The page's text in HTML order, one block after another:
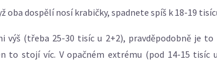
oba dospělí nosí krabičky, spadnete spíš k 18-19
(třeba 25-30 tisíc u 2+2), pravděpodobně je
to stojí víc. V opačném extrému (pod 14-15